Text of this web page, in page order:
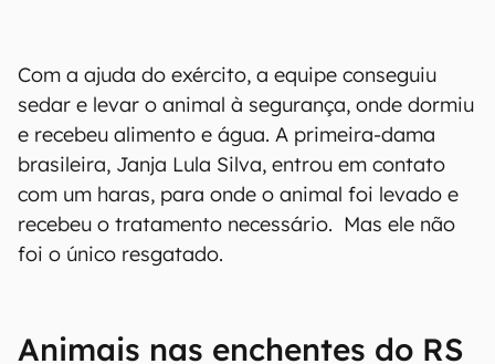
Com a ajuda do exército, a equipe conseguiu